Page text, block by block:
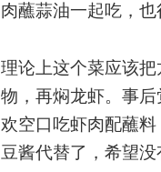
肉蘸蒜油一起吃，也
理论上这个菜应该
物，再焖龙虾。事
欢空口吃虾肉配蘸
豆酱代替了，希望没